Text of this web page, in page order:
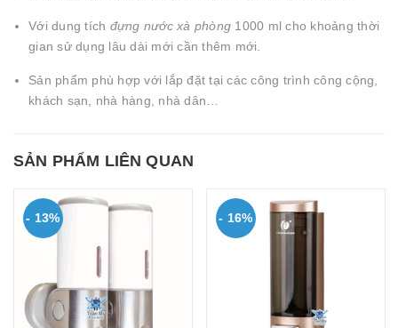
Với dung tích đựng nước xà phòng 1000 ml cho khoảng thời
gian sử dụng lâu dài mới cần thêm mới.
Sản phẩm phù hợp với lắp đặt tại các công trình công cộng,
khách sạn, nhà hàng, nhà dân…
SẢN PHẨM LIÊN QUAN
- 13% - 16%